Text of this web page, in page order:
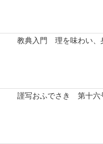
教典入門 理を味わい、
謹写おふでさき 第十六